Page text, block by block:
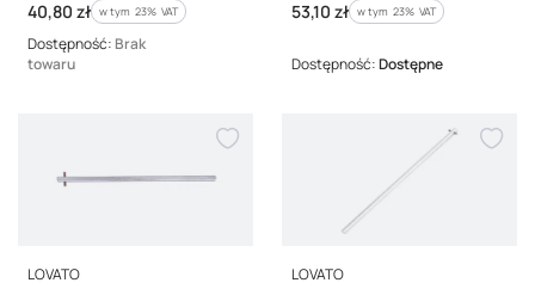
Cena brutto
40,80 zł w tym %s VAT
w tym 23% VAT
Dostępność: Brak
towaru
Cena brutto
53,10 zł w tym %s VAT
w tym 23% VAT
Dostępność:Dostępne
PRODUCENT
LOVATO PRODUCENT
LOVATO